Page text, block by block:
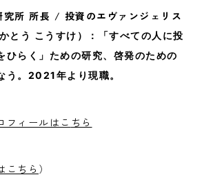
所 所長 / 投資のエヴァンジェリス
とう こうすけ）：
「すべての人に投
ひらく」ための研究、啓発のための
う。2021年より現職。
フィールはこ ちら
こちら ）